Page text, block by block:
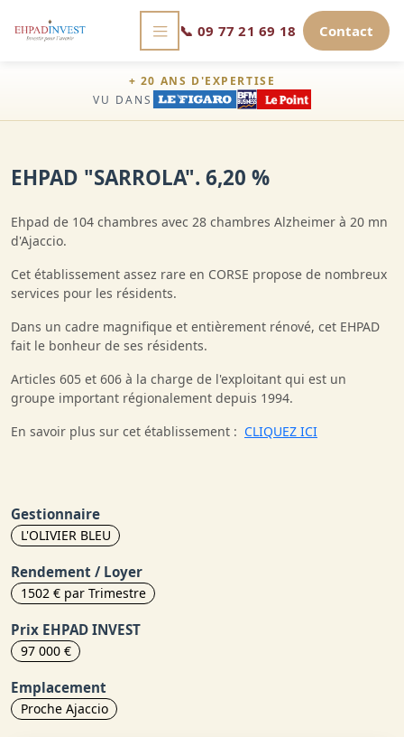
📞 09 77 21 69 18 Contact
+ 20 ANS D'EXPERTISE
VU DANS
EHPAD "SARROLA". 6,20 %
Ehpad de 104 chambres avec 28 chambres Alzheimer à 20 mn
d'Ajaccio.
Cet établissement assez rare en CORSE propose de nombreux
services pour les résidents.
Dans un cadre magnifique et entièrement rénové, cet EHPAD
fait le bonheur de ses résidents.
Articles 605 et 606 à la charge de l'exploitant qui est un
groupe important régionalement depuis 1994.
En savoir plus sur cet établissement : CLIQUEZ ICI
Gestionnaire
L'OLIVIER BLEU
Rendement / Loyer
1502 € par Trimestre
Prix EHPAD INVEST
97 000 €
Emplacement
Proche Ajaccio